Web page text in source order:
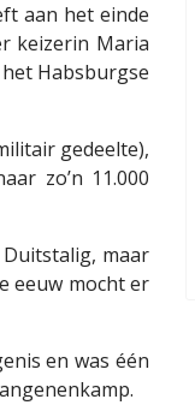
aan het einde
keizerin Maria
Habsburgse
gedeelte),
zo’n 11.000
maar
eeuw mocht er
en was één